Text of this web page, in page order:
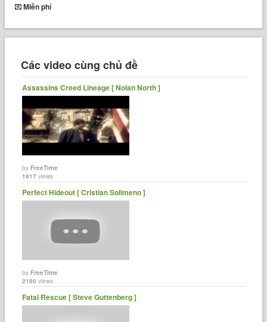
Miễn phí
Các video cùng chủ đề
Assassins Creed Lineage [ Nolan North ]
byFreeTime
1917 views
Perfect Hideout [ Cristian Solimeno ]
byFreeTime
2180 views
Fatal Rescue [ Steve Guttenberg ]